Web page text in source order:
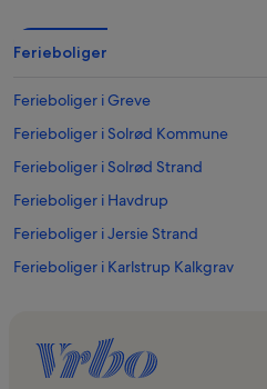
Ferieboliger
Ferieboliger i Greve
Ferieboliger i Solrød Kommune
Ferieboliger i Solrød Strand
Ferieboliger i Havdrup
Ferieboliger i Jersie Strand
Ferieboliger i Karlstrup Kalkgrav
Ferieboliger i WAVES Shoppingcenter
Ferieboliger i Tune